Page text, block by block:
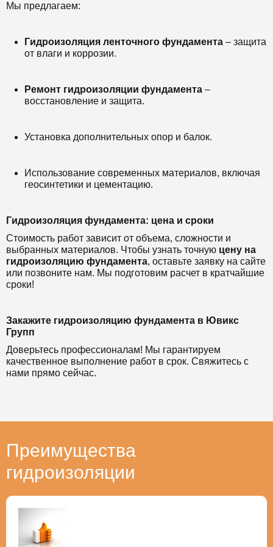
Мы предлагаем:
Гидроизоляция ленточного фундамента – защита
от влаги и коррозии.
Ремонт гидроизоляции фундамента –
восстановление и защита.
Установка дополнительных опор и балок.
Использование современных материалов, включая
геосинтетики и цементацию.
Гидроизоляция фундамента: цена и сроки
Стоимость работ зависит от объема, сложности и
выбранных материалов. Чтобы узнать точную цену на
гидроизоляцию фундамента, оставьте заявку на сайте
или позвоните нам. Мы подготовим расчет в кратчайшие
сроки!
Закажите гидроизоляцию фундамента в Ювикс
Групп
Доверьтесь профессионалам! Мы гарантируем
качественное выполнение работ в срок. Свяжитесь с
нами прямо сейчас.
Преимущества
гидроизоляции